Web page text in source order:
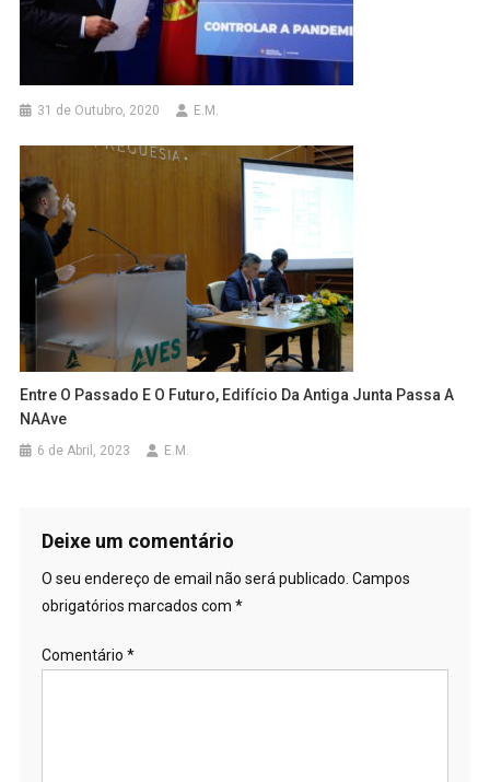
31 de Outubro, 2020 E.M.
Entre O Passado E O Futuro, Edifício Da Antiga Junta Passa A
NAAve
6 de Abril, 2023 E.M.
Deixe um comentário
O seu endereço de email não será publicado. Campos
obrigatórios marcados com *
Comentário *